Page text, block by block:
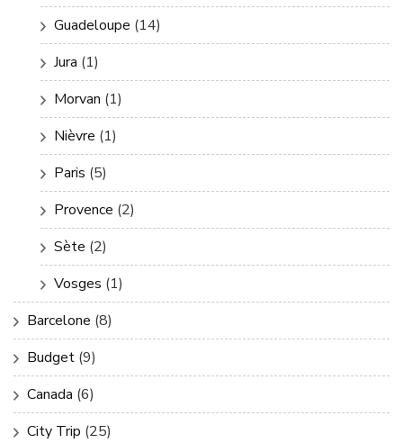
Guadeloupe (14)
Jura (1)
Morvan (1)
Nièvre (1)
Paris (5)
Provence (2)
Sète (2)
Vosges (1)
Barcelone (8)
Budget (9)
Canada (6)
City Trip (25)